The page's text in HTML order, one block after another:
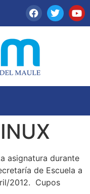
asignatura durante
de Escuela a
2012. Cupos